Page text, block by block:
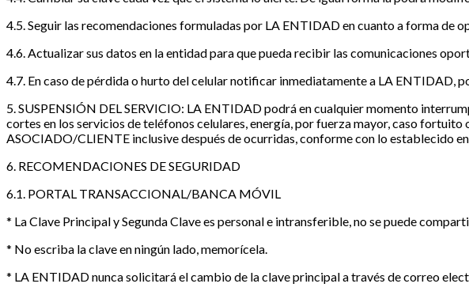
4.5. Seguir las recomendaciones formuladas por LA ENTIDAD en cuanto a forma
4.6. Actualizar sus datos en la entidad para que pueda recibir las comunicaciones
4.7. En caso de pérdida o hurto del celular notificar inmediatamente a LA ENTIDAD,
5. SUSPENSIÓN DEL SERVICIO: LA ENTIDAD podrá en cualquier momento
cortes en los servicios de teléfonos celulares, energía, por fuerza mayor, caso
ASOCIADO/CLIENTE inclusive después de ocurridas, conforme con lo establecido
6. RECOMENDACIONES DE SEGURIDAD
6.1. PORTAL TRANSACCIONAL/BANCA MÓVIL
* La Clave Principal y Segunda Clave es personal e intransferible, no se puede
* No escriba la clave en ningún lado, memorícela.
* LA ENTIDAD nunca solicitará el cambio de la clave principal a través de correo